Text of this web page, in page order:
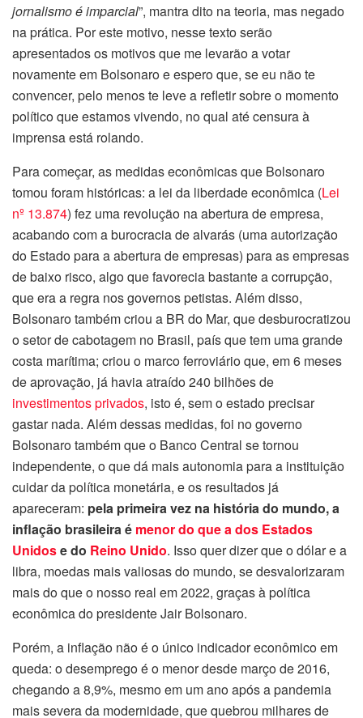
jornalismo é imparcial”, mantra dito na teoria, mas negado
na prática. Por este motivo, nesse texto serão
apresentados os motivos que me levarão a votar
novamente em Bolsonaro e espero que, se eu não te
convencer, pelo menos te leve a refletir sobre o momento
político que estamos vivendo, no qual até censura à
imprensa está rolando.
Para começar, as medidas econômicas que Bolsonaro
tomou foram históricas: a lei da liberdade econômica (Lei
nº 13.874) fez uma revolução na abertura de empresa,
acabando com a burocracia de alvarás (uma autorização
do Estado para a abertura de empresas) para as empresas
de baixo risco, algo que favorecia bastante a corrupção,
que era a regra nos governos petistas. Além disso,
Bolsonaro também criou a BR do Mar, que desburocratizou
o setor de cabotagem no Brasil, país que tem uma grande
costa marítima; criou o marco ferroviário que, em 6 meses
de aprovação, já havia atraído 240 bilhões de
investimentos privados, isto é, sem o estado precisar
gastar nada. Além dessas medidas, foi no governo
Bolsonaro também que o Banco Central se tornou
independente, o que dá mais autonomia para a instituição
cuidar da política monetária, e os resultados já
apareceram: pela primeira vez na história do mundo, a
inflação brasileira é menor do que a dos Estados
Unidose do Reino Unido. Isso quer dizer que o dólar e a
libra, moedas mais valiosas do mundo, se desvalorizaram
mais do que o nosso real em 2022, graças à política
econômica do presidente Jair Bolsonaro.
Porém, a inflação não é o único indicador econômico em
queda: o desemprego é o menor desde março de 2016,
chegando a 8,9%, mesmo em um ano após a pandemia
mais severa da modernidade, que quebrou milhares de